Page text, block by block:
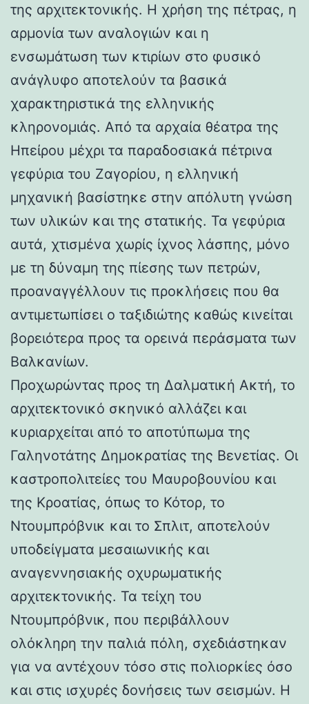
της αρχιτεκτονικής. Η χρήση της πέτρας, η
αρμονία των αναλογιών και η
ενσωμάτωση των κτιρίων στο φυσικό
ανάγλυφο αποτελούν τα βασικά
χαρακτηριστικά της ελληνικής
κληρονομιάς. Από τα αρχαία θέατρα της
Ηπείρου μέχρι τα παραδοσιακά πέτρινα
γεφύρια του Ζαγορίου, η ελληνική
μηχανική βασίστηκε στην απόλυτη γνώση
των υλικών και της στατικής. Τα γεφύρια
αυτά, χτισμένα χωρίς ίχνος λάσπης, μόνο
με τη δύναμη της πίεσης των πετρών,
προαναγγέλλουν τις προκλήσεις που θα
αντιμετωπίσει ο ταξιδιώτης καθώς κινείται
βορειότερα προς τα ορεινά περάσματα των
Βαλκανίων.
Προχωρώντας προς τη Δαλματική Ακτή, το
αρχιτεκτονικό σκηνικό αλλάζει και
κυριαρχείται από το αποτύπωμα της
Γαληνοτάτης Δημοκρατίας της Βενετίας. Οι
καστροπολιτείες του Μαυροβουνίου και
της Κροατίας, όπως το Κότορ, το
Ντουμπρόβνικ και το Σπλιτ, αποτελούν
υποδείγματα μεσαιωνικής και
αναγεννησιακής οχυρωματικής
αρχιτεκτονικής. Τα τείχη του
Ντουμπρόβνικ, που περιβάλλουν
ολόκληρη την παλιά πόλη, σχεδιάστηκαν
για να αντέχουν τόσο στις πολιορκίες όσο
και στις ισχυρές δονήσεις των σεισμών. Η